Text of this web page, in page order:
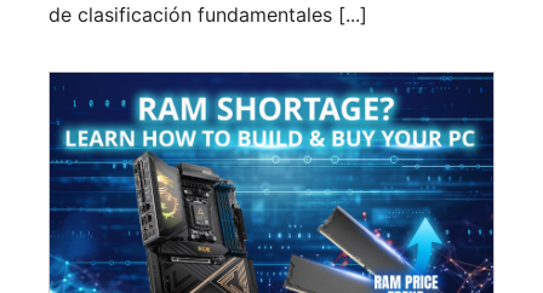
de clasificación fundamentales [...]